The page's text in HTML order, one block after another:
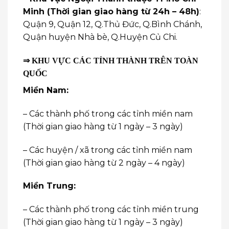
Minh (Thời gian giao hàng từ 24h – 48h):
Quận 9, Quận 12, Q.Thủ Đức, Q.Bình Chánh,
Quận huyện Nhà bè, Q.Huyện Củ Chi.
⇒ KHU VỰC CÁC TỈNH THÀNH TRÊN TOÀN
QUỐC
Miền Nam:
– Các thành phố trong các tỉnh miền nam
(Thời gian giao hàng từ 1 ngày – 3 ngày)
– Các huyện / xã trong các tỉnh miền nam
(Thời gian giao hàng từ 2 ngày – 4 ngày)
Miền Trung:
– Các thành phố trong các tỉnh miền trung
(Thời gian giao hàng từ 1 ngày – 3 ngày)